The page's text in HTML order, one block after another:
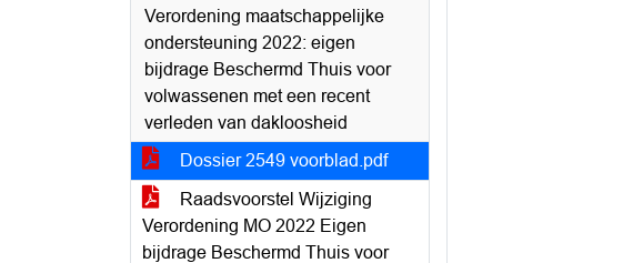
Verordening maatschappelijke
ondersteuning 2022: eigen
bijdrage Beschermd Thuis voor
volwassenen met een recent
verleden van dakloosheid
Dossier 2549 voorblad.pdf
Raadsvoorstel Wijziging
Verordening MO 2022 Eigen
bijdrage Beschermd Thuis voor